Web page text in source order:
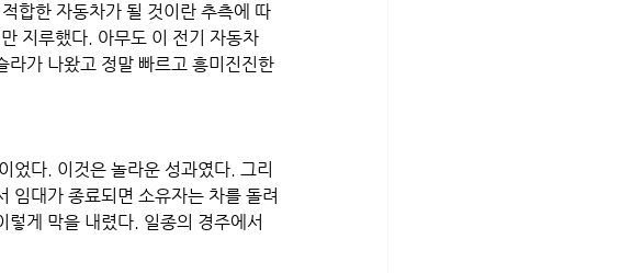
합한 자동차가 될 것이란 추측에 따
지루했다. 아무도 이 전기 자동차
가 나왔고 정말 빠르고 흥미진진한
었다. 이것은 놀라운 성과였다. 그리
임대가 종료되면 소유자는 차를 돌려
게 막을 내렸다. 일종의 경주에서